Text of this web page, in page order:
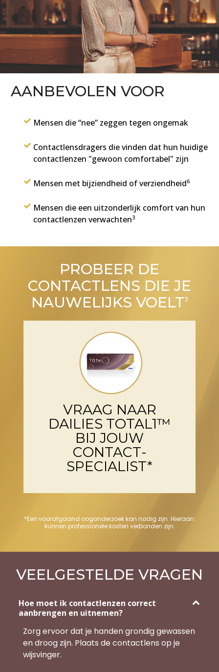
AANBEVOLEN VOOR
Mensen die “nee” zeggen tegen ongemak
Contactlensdragers die vinden dat hun huidige
contactlenzen "gewoon comfortabel" zijn
Mensen met bijziendheid of verziendheid6
Mensen die een uitzonderlijk comfort van hun
contactlenzen verwachten3
PROBEER DE
CONTACTLENS DIE JE
NAUWELIJKS VOELT3
VRAAG NAAR
DAILIES TOTAL1™
BIJ JOUW
CONTACT­
SPECIALIST*
*Een voorafgaand oogonderzoek kan nodig zijn. Hieraan
kunnen professionele kosten verbonden zijn.
VEELGESTELDE VRAGEN
Hoe moet ik contactlenzen correct
aanbrengen en uitnemen?
Zorg ervoor dat je handen grondig gewassen
en droog zijn. Plaats de contactlens op je
wijsvinger.